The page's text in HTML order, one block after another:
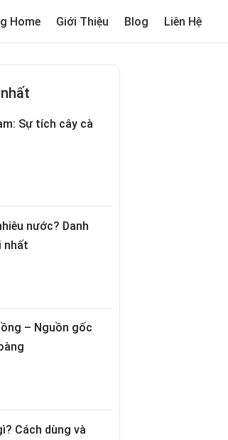
Home Giới Thiệu Blog Liên Hệ
Sự tích cây cà
nước? Danh
nhất
– Nguồn gốc
Cách dùng và